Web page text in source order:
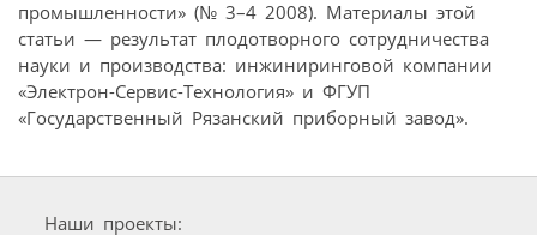
промышленности» (№ 3–4 2008). Материалы этой
статьи — результат плодотворного сотрудничества
науки и производства: инжиниринговой компании
«Электрон-Сервис-Технология» и ФГУП
«Государственный Рязанский приборный завод».
Наши проекты: